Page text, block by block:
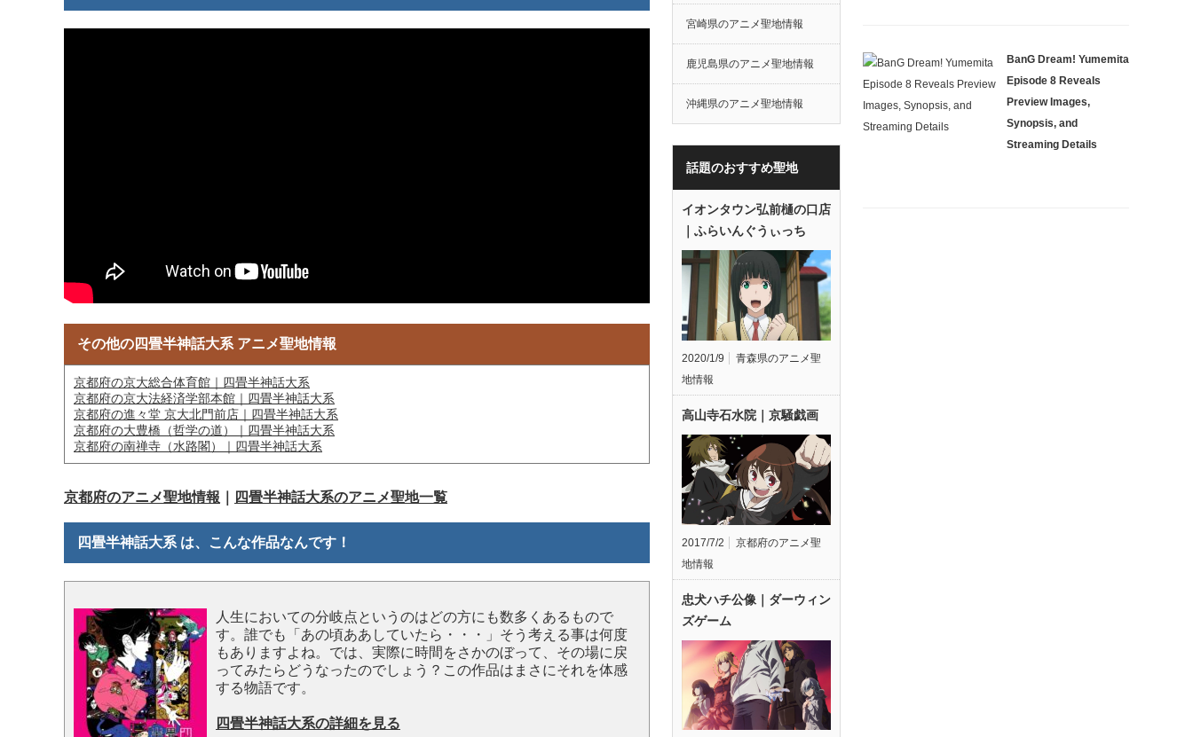
その他の四畳半神話大系 アニメ聖地情報
京都府の京大総合体育館｜四畳半神話大系
京都府の京大法経済学部本館｜四畳半神話大系
京都府の進々堂 京大北門前店｜四畳半神話大系
京都府の大豊橋（哲学の道）｜四畳半神話大系
京都府の南禅寺（水路閣）｜四畳半神話大系
京都府のアニメ聖地情報 四畳半神話大系のアニメ聖地一覧
四畳半神話大系 は、こんな作品なんです！
人生においての分岐点というのはどの方にも数多くあるもので
す。誰でも「あの頃ああしていたら・・・」そう考える事は何度
もありますよね。では、実際に時間をさかのぼって、その場に戻
ってみたらどうなったのでしょう？この作品はまさにそれを体感
する物語です。
四畳半神話大系の詳細を見る
宮崎県のアニメ聖地情報
鹿児島県のアニメ聖地情報
沖縄県のアニメ聖地情報
話題のおすすめ聖地
イオンタウン弘前樋の口店
｜ふらいんぐうぃっち
2020/1/9
青森県のアニメ聖
地情報
高山寺石水院｜京騒戯画
2017/7/2
京都府のアニメ聖
地情報
忠犬ハチ公像｜ダーウィン
ズゲーム
BanG Dream! Yumemita
Episode 8 Reveals
Preview Images,
Synopsis, and
Streaming Details